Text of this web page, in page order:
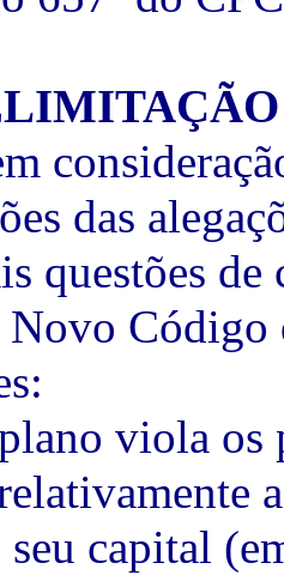
das
questões
Código
viola os
capital